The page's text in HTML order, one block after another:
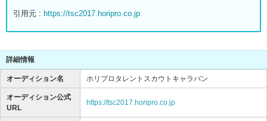
引用元 : https://tsc2017.horipro.co.jp
詳細情報
オーディション名 ホリプロタレントスカウトキャラバン
オーディション公式
URL
https://tsc2017.horipro.co.jp